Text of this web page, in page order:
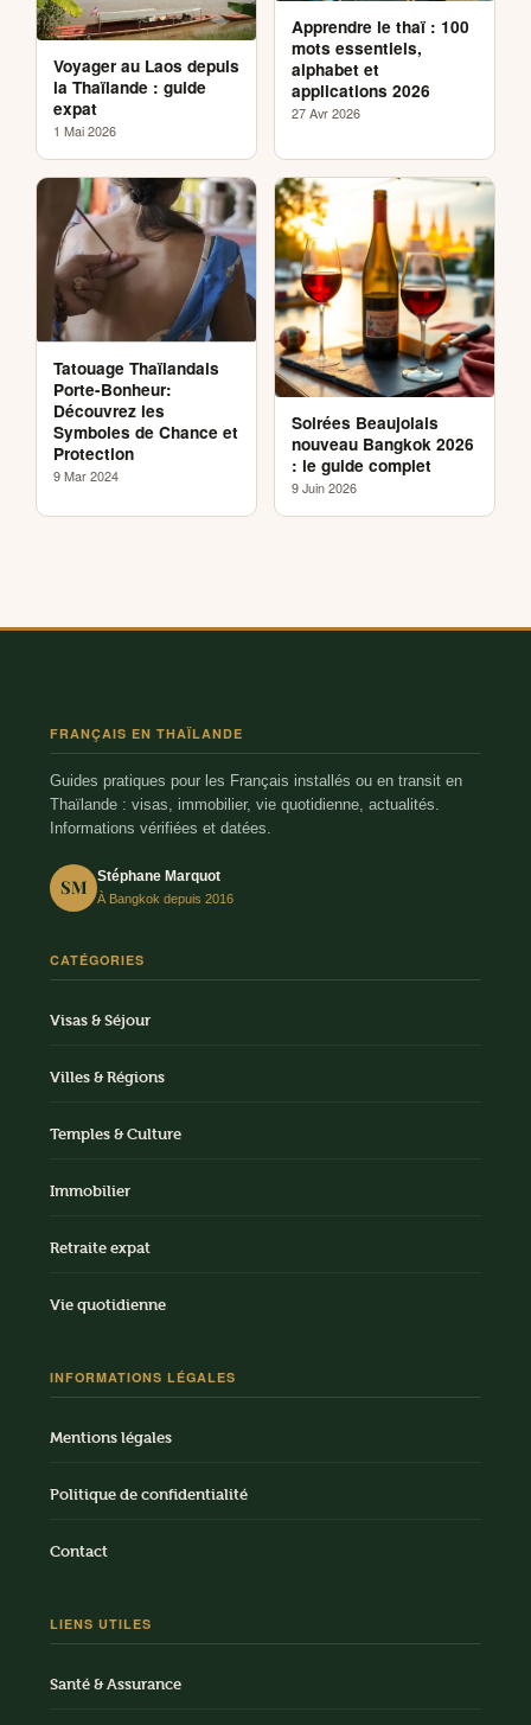
Voyager au Laos depuis
la Thaïlande : guide
expat
1 Mai 2026
Apprendre le thaï : 100
mots essentiels,
alphabet et
applications 2026
27 Avr 2026
Tatouage Thaïlandais
Porte-Bonheur:
Découvrez les
Symboles de Chance et
Protection
9 Mar 2024
Soirées Beaujolais
nouveau Bangkok 2026
: le guide complet
9 Juin 2026
FRANÇAIS EN THAÏLANDE
Guides pratiques pour les Français installés ou en transit en
Thaïlande : visas, immobilier, vie quotidienne, actualités.
Informations vérifiées et datées.
SM Stéphane Marquot
À Bangkok depuis 2016
CATÉGORIES
Visas & Séjour
Villes & Régions
Temples & Culture
Immobilier
Retraite expat
Vie quotidienne
INFORMATIONS LÉGALES
Mentions légales
Politique de confidentialité
Contact
LIENS UTILES
Santé & Assurance